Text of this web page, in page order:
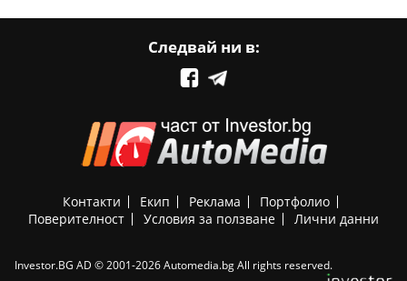
Следвай ни в:
Контакти Екип Реклама
Портфолио
Поверителност
Условия за ползване Лични данни
Investor.BG AD © 2001-2026 Automedia.bg All rights reserved.